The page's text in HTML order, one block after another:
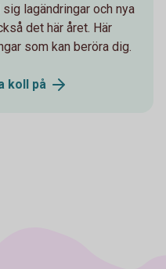
lagändringar och nya
det här året. Här
som kan beröra dig.
koll på